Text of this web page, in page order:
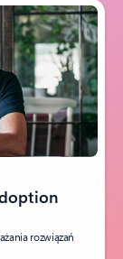
rozwiązań